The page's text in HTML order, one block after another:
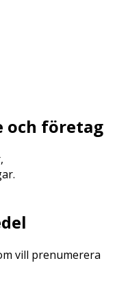
och företag
vill prenumerera